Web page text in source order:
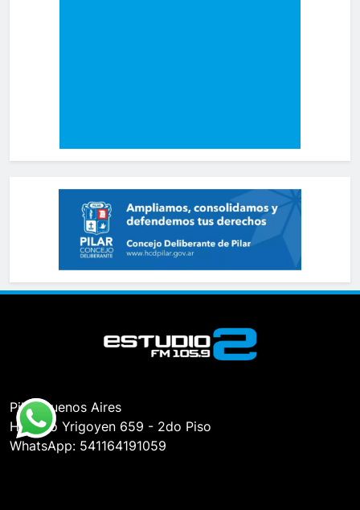
Pilar, Buenos Aires
Hipólito Yrigoyen 659 - 2do Piso
WhatsApp: 541164191059